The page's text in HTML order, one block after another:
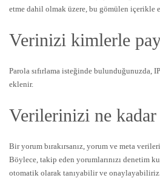
etme dahil olmak üzere, bu gömülen
Verinizi kimlerle
Parola sıfırlama isteğinde bulunduğunuzda,
eklenir.
Verilerinizi ne kadar
Bir yorum bırakırsanız, yorum ve meta
Böylece, takip eden yorumlarınızı denetim
otomatik olarak tanıyabilir ve onaylayabiliriz.